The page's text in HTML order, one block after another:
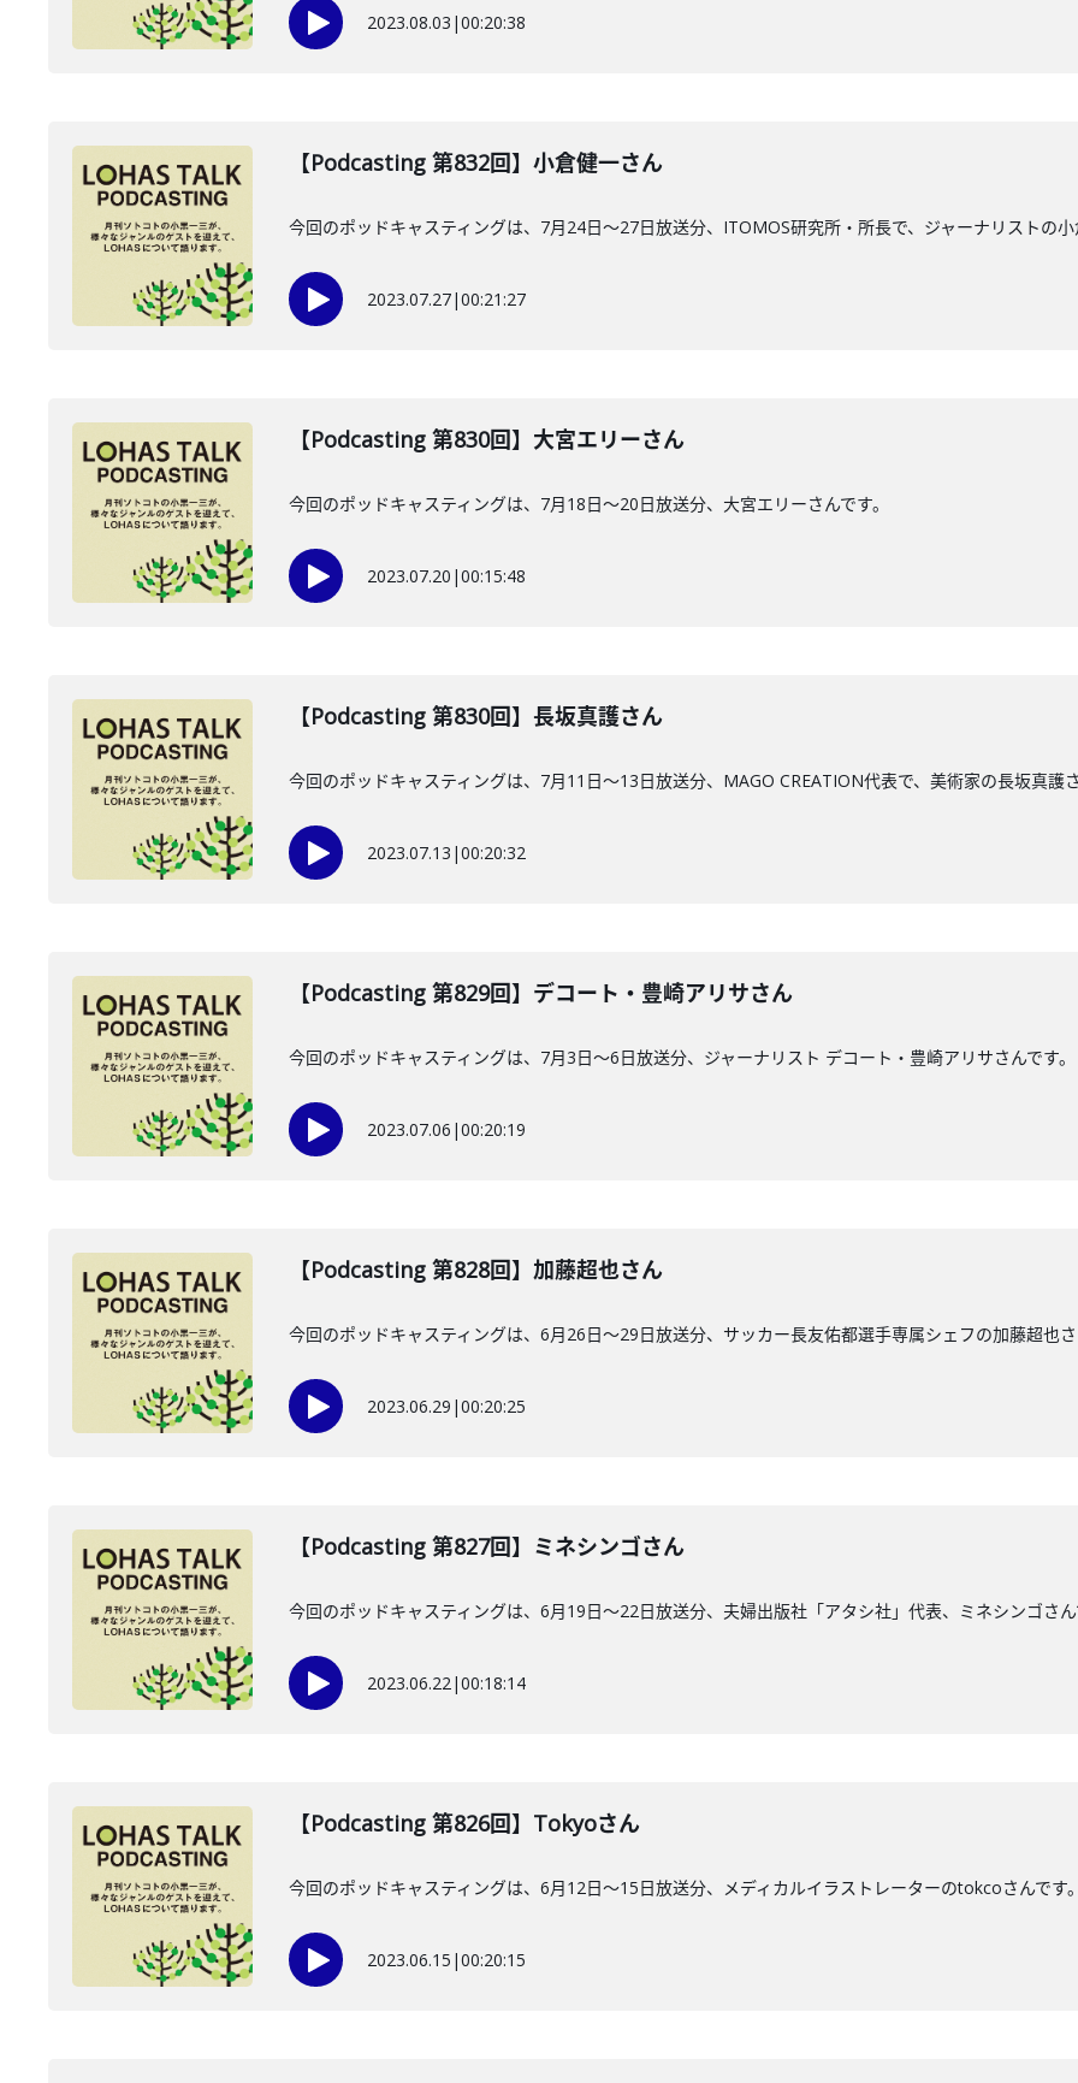
2023.08.03 |00:20:38
【Podcasting 第832回】小倉健一さん
今回のポッドキャスティングは、7月24日〜27日放送分、ITOMOS研究所・所長で、ジャーナリストの
2023.07.27|00:21:27
【Podcasting 第830回】大宮エリーさん
今回のポッドキャスティングは、7月18日〜20日放送分、大宮エリーさんです。
2023.07.20 |00:15:48
【Podcasting 第830回】長坂真護さん
今回のポッドキャスティングは、7月11日〜13日放送分、MAGO CREATION代表で、美術家の長坂真護
2023.07.13 |00:20:32
【Podcasting 第829回】デコート・豊崎アリサさん
今回のポッドキャスティングは、7月3日〜6日放送分、ジャーナリスト デコート・豊崎アリサさんです。
2023.07.06 |00:20:19
【Podcasting 第828回】加藤超也さん
今回のポッドキャスティングは、6月26日〜29日放送分、サッカー長友佑都選手専属シェフの加藤超也
2023.06.29 |00:20:25
【Podcasting 第827回】ミネシンゴさん
今回のポッドキャスティングは、6月19日〜22日放送分、夫婦出版社「アタシ社」代表、ミネシンゴさ
2023.06.22|00:18:14
【Podcasting 第826回】Tokyoさん
今回のポッドキャスティングは、6月12日〜15日放送分、メディカルイラストレーターのtokcoさんです
2023.06.15 |00:20:15